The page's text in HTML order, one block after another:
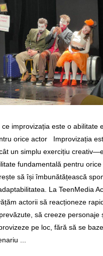
ce improvizația este o abilitate
orice actor Improvizația
un simplu exercițiu
fundamentală pentru
să își îmbunătățească
La TeenMedia
actorii să reacționeze
să creeze personaje
pe loc, fără să se